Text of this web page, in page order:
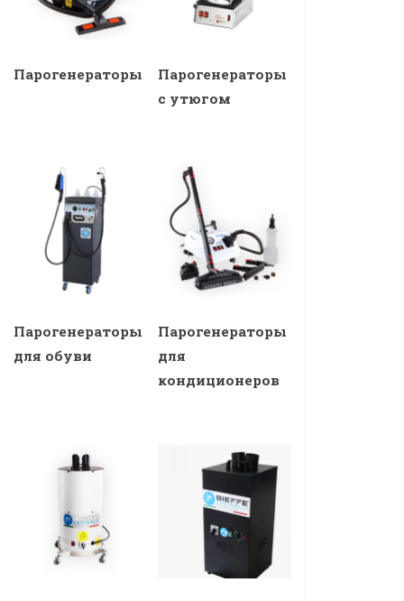
Парогенераторы
Парогенераторы
с утюгом
Парогенераторы
для обуви
Парогенераторы
для
кондиционеров